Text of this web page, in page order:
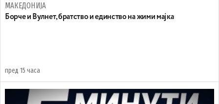
МАКЕДОНИЈА
Борче и Вулнет, братство и единство на жими мајка
пред 15 часа